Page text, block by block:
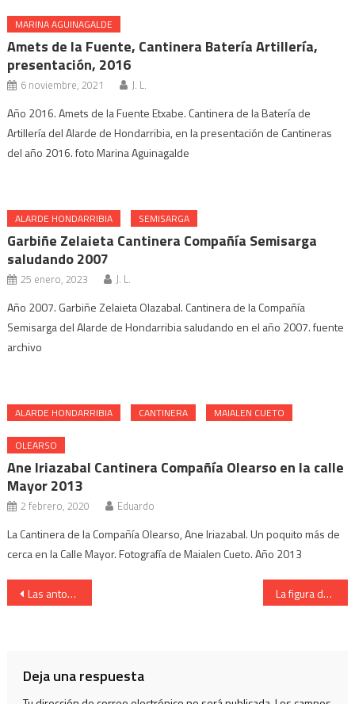
MARINA AGUINAGALDE
Amets de la Fuente, Cantinera Batería Artillería,
presentación, 2016
6 noviembre, 2021 J. L.
Año 2016. Amets de la Fuente Etxabe. Cantinera de la Batería de
Artillería del Alarde de Hondarribia, en la presentación de Cantineras
del año 2016. foto Marina Aguinagalde
ALARDE HONDARRIBIA SEMISARGA
Garbiñe Zelaieta Cantinera Compañía Semisarga
saludando 2007
25 enero, 2023 J. L.
Año 2007. Garbiñe Zelaieta Olazabal. Cantinera de la Compañía
Semisarga del Alarde de Hondarribia saludando en el año 2007. fuente
archivo
ALARDE HONDARRIBIA CANTINERA MAIALEN CUETO
OLEARSO
Ane Iriazabal Cantinera Compañía Olearso en la calle
Mayor 2013
2 febrero, 2020 Eduardo
La Cantinera de la Compañía Olearso, Ane Iriazabal. Un poquito más de
cerca en la Calle Mayor. Fotografía de Maialen Cueto. Año 2013
Navegación
Las antorcheras bajando la Calle Mayor. Año 2019 La figura del Cabo de Hacheros del Alarde de Irún Jacinto Urbieta
Deja una respuesta